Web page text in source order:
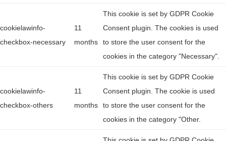
cookielawinfo-
checkbox-necessary
11
months
This cookie is set by GDPR Cookie
Consent plugin. The cookies is used
to store the user consent for the
cookies in the category "Necessary".
cookielawinfo-
checkbox-others
11
months
This cookie is set by GDPR Cookie
Consent plugin. The cookie is used
to store the user consent for the
cookies in the category "Other.